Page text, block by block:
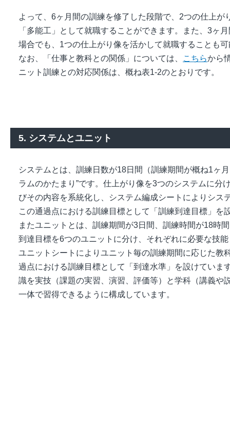
よって、6ヶ月間の訓練を修了した段階で、2つの仕上
「多能工」として就職することができます。また、3ヶ
場合でも、1つの仕上がり像を活かして就職することも
なお、「仕事と教科との関係」については、
こちらから
ニット訓練との対応関係は、概ね表1-2のとおりです。
5. システムとユニット
システムとは、訓練日数が18日間（訓練期間が概ね1ヶ
ラムのかたまり”です。仕上がり像を3つのシステムに
びその内容を系統化し、システム編成シートによりシ
この通過点における訓練目標として「訓練到達目標」を
またユニットとは、訓練期間が3日間、訓練時間が18時
到達目標を6つのユニットに分け、それぞれに必要な技
ユニットシートによりユニット毎の訓練期間に応じた
過点における訓練目標として「到達水準」を設けてい
識を実技（課題の実習、演習、評価等）と学科（講義
一体で習得できるように構成しています。